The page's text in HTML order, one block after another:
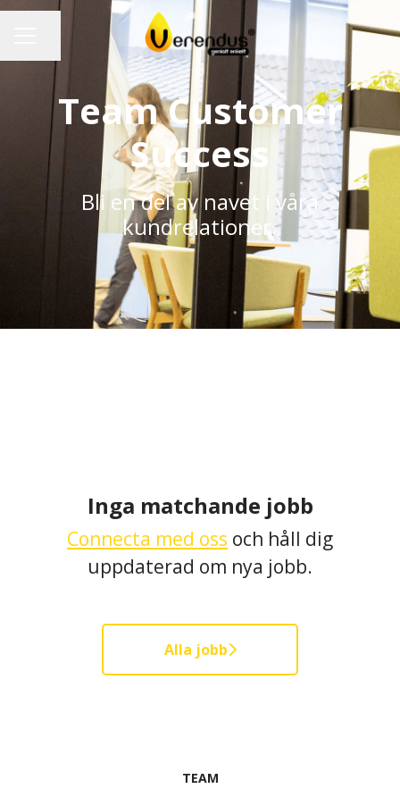
KARRIÄRMENY
Team Customer
Success
Bli en del av navet i våra
kundrelationer.
Inga matchande jobb
Connecta med oss och håll dig
uppdaterad om nya jobb.
Alla jobb
TEAM